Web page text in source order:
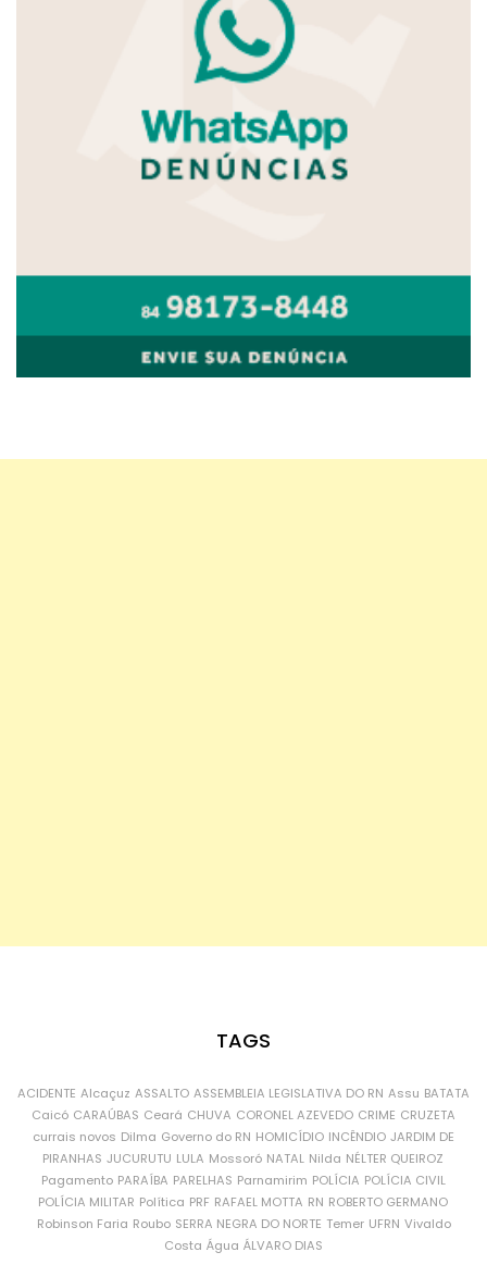
TAGS
ACIDENTE Alcaçuz ASSALTO ASSEMBLEIA LEGISLATIVA DO RN Assu BATATA
Caicó CARAÚBAS Ceará CHUVA CORONEL AZEVEDO CRIME CRUZETA
currais novos Dilma Governo do RN HOMICÍDIO INCÊNDIO JARDIM DE
PIRANHAS JUCURUTU LULA Mossoró NATAL Nilda NÉLTER QUEIROZ
Pagamento PARAÍBA PARELHAS Parnamirim POLÍCIA POLÍCIA CIVIL
POLÍCIA MILITAR Política PRF RAFAEL MOTTA RN ROBERTO GERMANO
Robinson Faria Roubo SERRA NEGRA DO NORTE Temer UFRN Vivaldo
Costa Água ÁLVARO DIAS